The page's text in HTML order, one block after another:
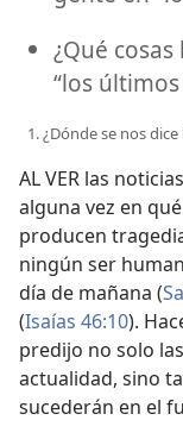
¿Qué
“los últimos
1. ¿Dónde se nos
AL VER las
alguna vez en
producen
ningún ser
día de mañana (
(Isaías 46:10).
predijo no solo
actualidad, sino
sucederán en el